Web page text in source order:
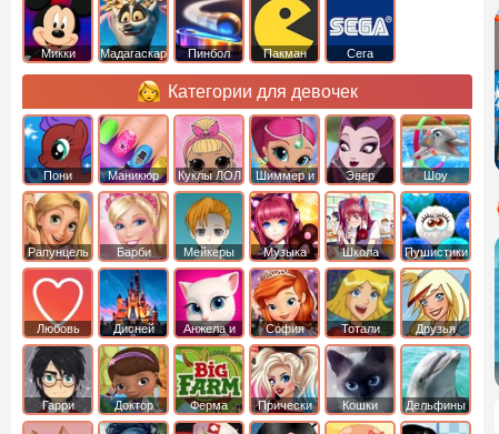
Микки
Мадагаскар Пинбол Пакман Сега
Категории для девочек
Пони
креатор
Маникюр Куклы ЛОЛ
Шиммер и
Шайн
Эвер
Афтер Хай
Шоу
дельфинов
Рапунцель Барби Мейкеры Музыка Школа Пушистики
Любовь Дисней
Анжела и
том
София
Прекрасная
Тотали
Спайс
Друзья
ангелов
Гарри
Поттер
Доктор
Плюшева
Ферма Прически Кошки Дельфины